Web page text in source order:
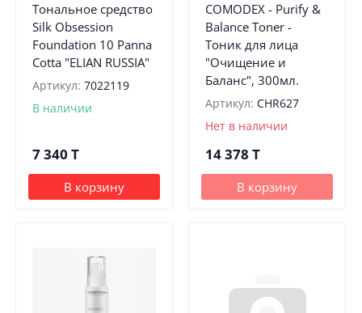
Тональное средство
Silk Obsession
Foundation 10 Panna
Cotta "ELIAN RUSSIA"
Артикул: 7022119
В наличии
7 340 T
В корзину
COMODEX - Purify &
Balance Toner -
Тоник для лица
"Очищение и
Баланс", 300мл.
Артикул: CHR627
Нет в наличии
14 378 T
В корзину